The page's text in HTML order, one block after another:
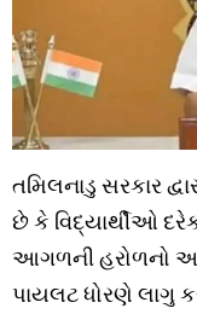
તમિલનાડુ સરકાર
છે કે વિદ્યાર્થીઓ
આગળની હરોળનો
પાયલટ ધોરણે લાગુ